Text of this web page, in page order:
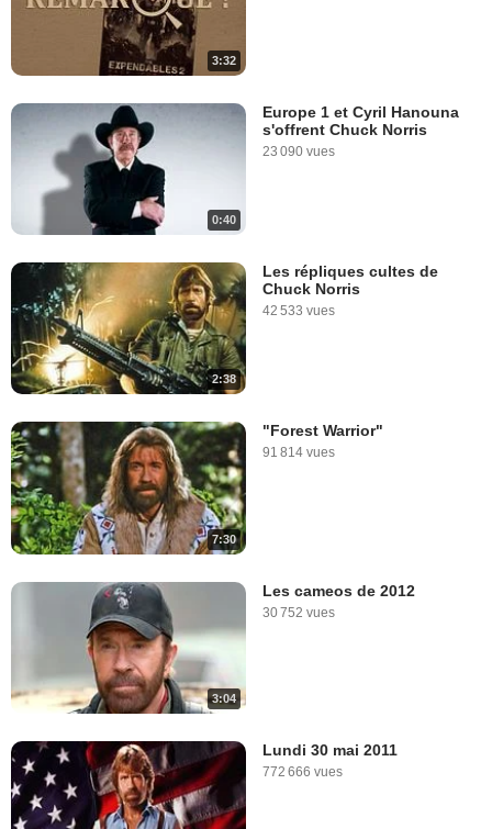
3:32
0:40
Europe 1 et Cyril Hanouna
s'offrent Chuck Norris
23 090 vues
2:38
Les répliques cultes de
Chuck Norris
42 533 vues
7:30
"Forest Warrior"
91 814 vues
3:04
Les cameos de 2012
30 752 vues
Lundi 30 mai 2011
772 666 vues